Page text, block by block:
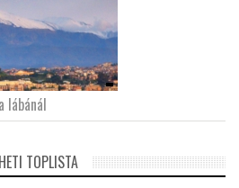
lábánál
HETI TOPLISTA